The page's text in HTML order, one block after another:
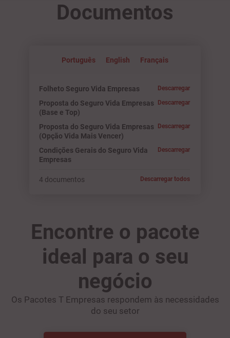
Documentos
Português English Français
Folheto Seguro Vida Empresas Descarregar
Proposta do Seguro Vida Empresas
(Base e Top)
Descarregar
Proposta do Seguro Vida Empresas
(Opção Vida Mais Vencer)
Descarregar
Condições Gerais do Seguro Vida
Empresas
Descarregar
4 documentos Descarregar todos
Encontre o pacote
ideal para o seu
negócio
Os Pacotes T Empresas respondem às necessidades
do seu setor